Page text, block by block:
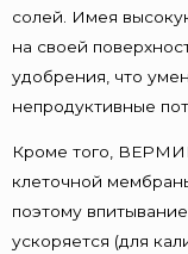
солей. Имея
на своей
удобрения, что
непродуктивные
Кроме того,
клеточной
поэтому
ускоряется (для